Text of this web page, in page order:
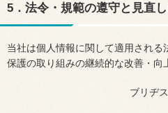
5．法令・規範の遵守と見直
当社は個人情報に関して適用され
保護の取り組みの継続的な改善・向
ブリヂ